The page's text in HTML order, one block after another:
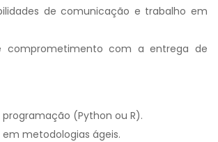
de comunicação e trabalho em
comprometimento com a entrega de
programação (Python ou R).
metodologias ágeis.